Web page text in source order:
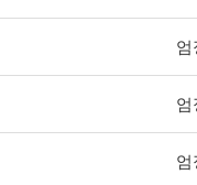
엄
엄
엄